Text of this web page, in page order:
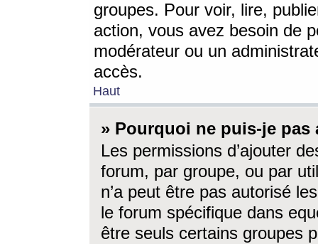
groupes. Pour voir, lire,
action, vous avez besoin de
modérateur ou un
accès.
Haut
» Pourquoi ne puis-je
Les permissions d’ajouter
forum, par groupe, ou par
n’a peut être pas autorisé
le forum spécifique dans
être seuls certains groupes